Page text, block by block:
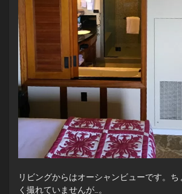
リビングからはオーシャンビューです。ち
く撮れていませんが…。